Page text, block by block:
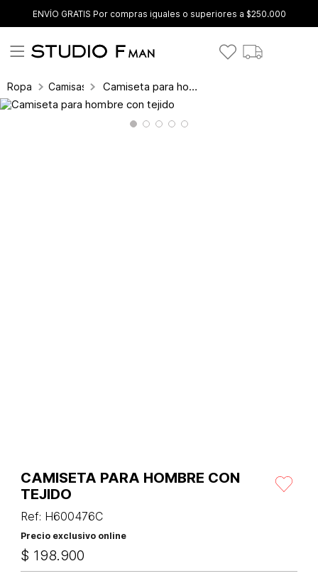
ENVÍO GRATIS Por compras iguales o superiores a $250.000
Ropa Camisas y blusas Camiseta para hombre con tejido
CAMISETA PARA HOMBRE CON
TEJIDO
Ref: H600476C
Precio exclusivo online
$ 198.900